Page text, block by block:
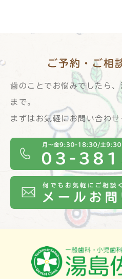
ご予約・ご相
歯のことでお悩みでしたら
まで。
まずはお気軽にお問い合わ